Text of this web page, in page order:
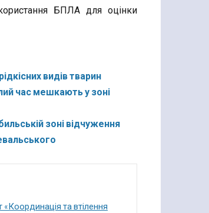
БПЛА для оцінки
видів тварин
час мешкають у зоні
зоні відчуження
та втілення